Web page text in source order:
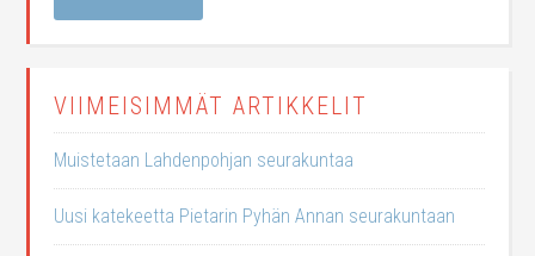
VIIMEISIMMÄT ARTIKKELIT
Muistetaan Lahdenpohjan seurakuntaa
Uusi katekeetta Pietarin Pyhän Annan seurakuntaan